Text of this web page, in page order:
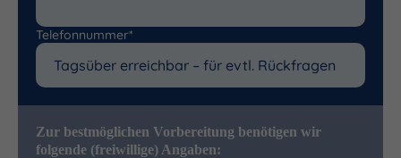
Telefonnummer*
Zur bestmöglichen Vorbereitung benötigen wir
folgende (freiwillige) Angaben: